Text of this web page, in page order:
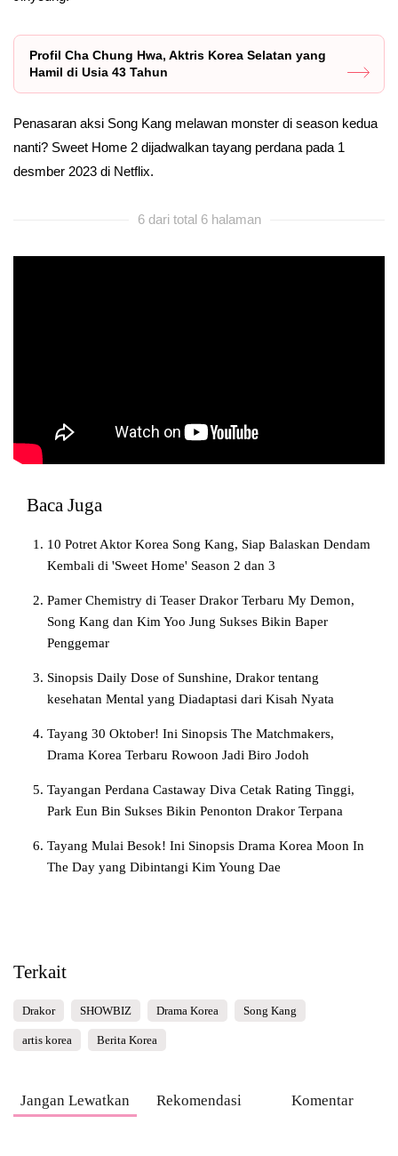
Profil Cha Chung Hwa, Aktris Korea Selatan yang
Hamil di Usia 43 Tahun
Penasaran aksi Song Kang melawan monster di season kedua
nanti? Sweet Home 2 dijadwalkan tayang perdana pada 1
desmber 2023 di Netflix.
6 dari total 6 halaman
Baca Juga
10 Potret Aktor Korea Song Kang, Siap Balaskan Dendam
Kembali di 'Sweet Home' Season 2 dan 3
Pamer Chemistry di Teaser Drakor Terbaru My Demon,
Song Kang dan Kim Yoo Jung Sukses Bikin Baper
Penggemar
Sinopsis Daily Dose of Sunshine, Drakor tentang
kesehatan Mental yang Diadaptasi dari Kisah Nyata
Tayang 30 Oktober! Ini Sinopsis The Matchmakers,
Drama Korea Terbaru Rowoon Jadi Biro Jodoh
Tayangan Perdana Castaway Diva Cetak Rating Tinggi,
Park Eun Bin Sukses Bikin Penonton Drakor Terpana
Tayang Mulai Besok! Ini Sinopsis Drama Korea Moon In
The Day yang Dibintangi Kim Young Dae
Terkait
Drakor SHOWBIZ Drama Korea Song Kang
artis korea Berita Korea
Jangan Lewatkan Rekomendasi Komentar